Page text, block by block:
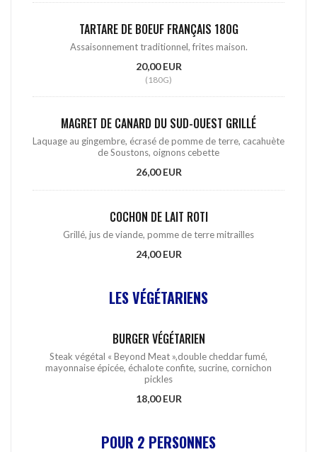
TARTARE DE BOEUF FRANÇAIS 180G
Assaisonnement traditionnel, frites maison.
20,00 EUR
(180G)
MAGRET DE CANARD DU SUD-OUEST GRILLÉ
Laquage au gingembre, écrasé de pomme de terre, cacahuète
de Soustons, oignons cebette
26,00 EUR
COCHON DE LAIT ROTI
Grillé, jus de viande, pomme de terre mitrailles
24,00 EUR
LES VÉGÉTARIENS
BURGER VÉGÉTARIEN
Steak végétal « Beyond Meat »,double cheddar fumé,
mayonnaise épicée, échalote confite, sucrine, cornichon
pickles
18,00 EUR
POUR 2 PERSONNES